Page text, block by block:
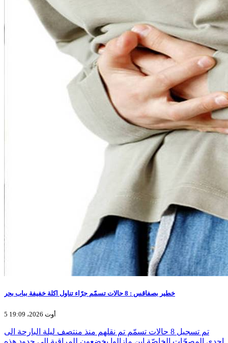
خطير بصفاقس : 8 حالات تسمّم جرّاء تناول اكلة خفيفة بباب بحر
5 أوت 2026، 19:09
تم تسجيل 8 حالات تسمّم تم نقلهم منذ منتصف ليلة البارحة الى
احدى المصحّات الخاصّة اين مازالوا يخضعون للمراقبة الى حدود هذه